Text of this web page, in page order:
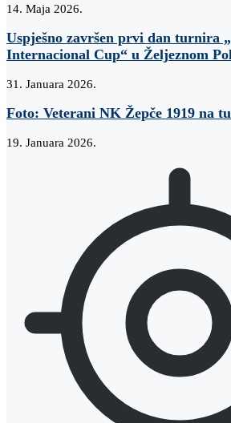
14. Maja 2026.
Uspješno završen prvi dan turnira
Internacional Cup“ u Željeznom
31. Januara 2026.
Foto: Veterani NK Žepče 1919 na
19. Januara 2026.